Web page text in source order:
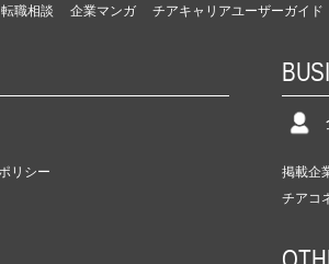
転職相談 企業マンガ チアキャリアユーザーガイド
リシー 掲載企
チアコ